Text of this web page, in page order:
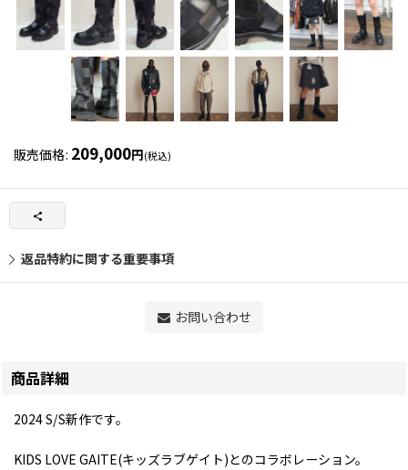
販売価格: 209,000円(税込)
返品特約に関する重要事項
お問い合わせ
商品詳細
2024 S/S新作です。
KIDS LOVE GAITE(キッズラブゲイト)とのコラボレーション。